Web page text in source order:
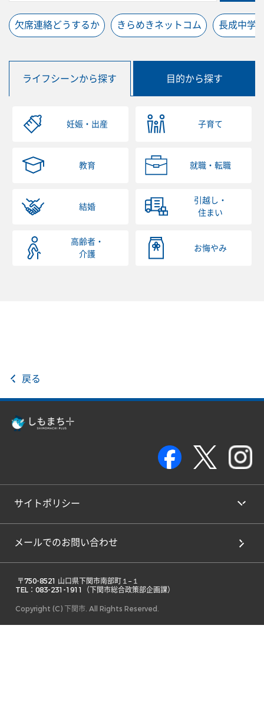
欠席連絡どうするか きらめきネットコム 長成中学
ライフシーンから探す 目的から探す
妊娠・出産 子育て
教育 就職・転職
結婚
引越し・
住まい
高齢者・
介護
お悔やみ
戻る
サイトポリシー
メールでのお問い合わせ
TEL：083-231-1911（下関市総合政策部企画課）
Copyright (C) 下関市. All Rights Reserved.